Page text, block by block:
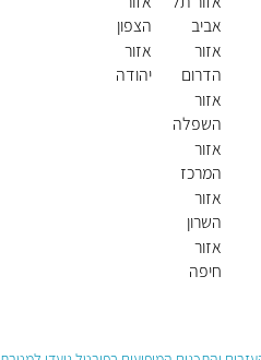
אביב
אזור
הדרום
אזור
השפלה
אזור
המרכז
אזור
השרון
אזור
חיפה
הצפון
אזור
יהודה